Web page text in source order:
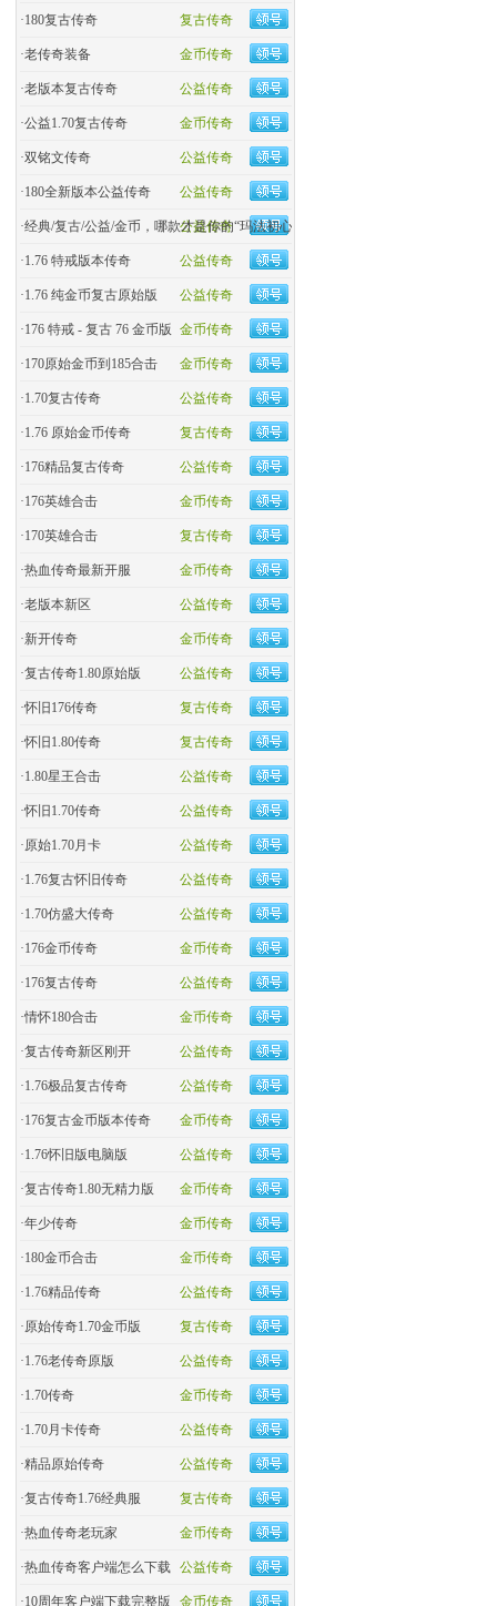
复古传奇
·180复古传奇
金币传奇
·老传奇装备
公益传奇
·老版本复古传奇
金币传奇
·公益1.70复古传奇
公益传奇
·双铭文传奇
公益传奇
·180全新版本公益传奇
公益传奇
·经典/复古/公益/金币，哪款才是你的“玛法初心
公益传奇
·1.76 特戒版本传奇
公益传奇
·1.76 纯金币复古原始版
金币传奇
·176 特戒 - 复古 76 金币版
金币传奇
·170原始金币到185合击
公益传奇
·​1.70复古传奇
复古传奇
·1.76 原始金币传奇
公益传奇
·176精品复古传奇
金币传奇
·176英雄合击
复古传奇
·170英雄合击
金币传奇
·热血传奇最新开服
公益传奇
·老版本新区
金币传奇
·新开传奇
公益传奇
·复古传奇1.80原始版
复古传奇
·怀旧176传奇
复古传奇
·怀旧1.80传奇
公益传奇
·1.80星王合击
公益传奇
·怀旧1.70传奇
公益传奇
·原始1.70月卡
公益传奇
·1.76复古怀旧传奇
公益传奇
·1.70仿盛大传奇
金币传奇
·176金币传奇
公益传奇
·176复古传奇
金币传奇
·情怀180合击
公益传奇
·复古传奇新区刚开
公益传奇
·1.76极品复古传奇
金币传奇
·176复古金币版本传奇
公益传奇
·1.76怀旧版电脑版
金币传奇
·复古传奇1.80无精力版
金币传奇
·年少传奇
金币传奇
·180金币合击
公益传奇
·​1.76精品传奇
复古传奇
·原始传奇1.70金币版
公益传奇
·1.76老传奇原版
金币传奇
·1.70传奇
公益传奇
·1.70月卡传奇
公益传奇
·精品原始传奇
复古传奇
·复古传奇1.76经典服
金币传奇
·热血传奇老玩家
公益传奇
·热血传奇客户端怎么下载
金币传奇
·10周年客户端下载完整版